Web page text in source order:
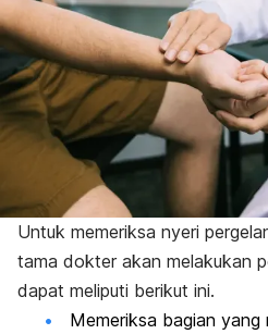
Untuk memeriksa nyeri
tama dokter akan melakukan
dapat meliputi berikut ini.
Memeriksa bagian